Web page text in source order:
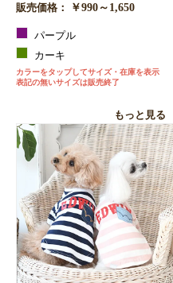
販売価格：
￥990～1,650
パープル
カーキ
カラーをタップしてサイズ・在庫を表示
表記の無いサイズは販売終了
もっと見る